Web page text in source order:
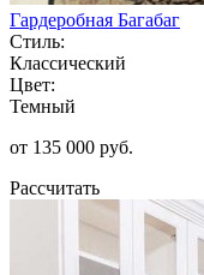
Гардеробная Багабаг
Стиль:
Классический
Цвет:
Темный
от 135 000 руб.
Рассчитать